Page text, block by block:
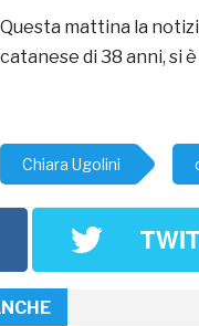
Questa mattina la
catanese di 38 anni, si è
Chiara Ugolini